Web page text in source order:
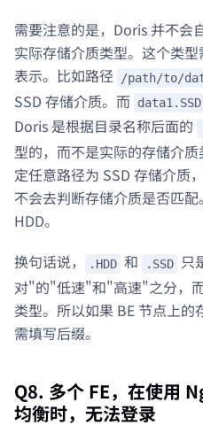
需要注意的是，Doris 并不会
实际存储介质类型。这个类
表示。比如路径
/path/to/
SSD 存储介质。而
data1.SSD
Doris 是根据目录名称后面的
型的，而不是实际的存储介
定任意路径为 SSD 存储介质
不会去判断存储介质是否匹
HDD。
换句话说，
.HDD 和 .SSD
只
对"的"低速"和"高速"之分，
类型。所以如果 BE 节点上
需填写后缀。
Q8. 多个 FE，在使用
均衡时，无法登录